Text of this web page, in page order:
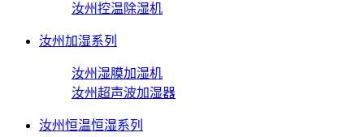
汝州控温除湿机
汝州加湿系列
汝州湿膜加湿机
汝州超声波加湿器
汝州恒温恒湿系列